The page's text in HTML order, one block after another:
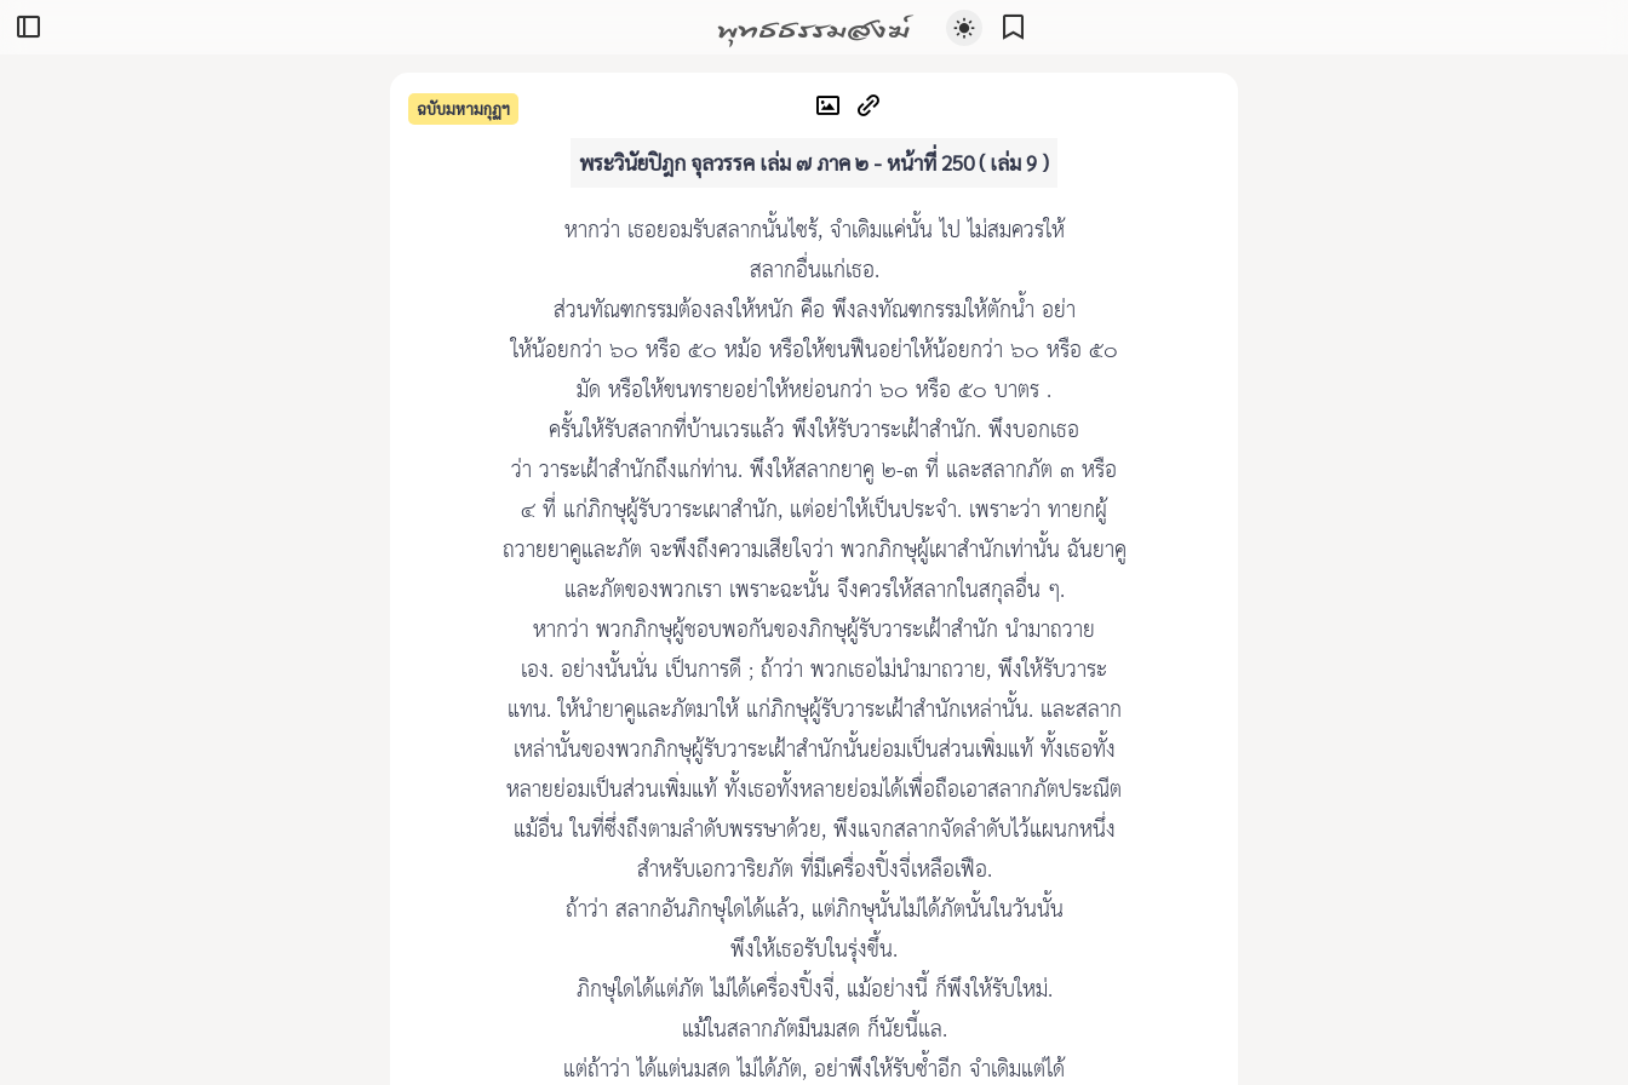
พุทธธรรมสงฆ์
ฉบับมหามกุฏฯ
พระวินัยปิฎก จุลวรรค เล่ม ๗ ภาค ๒ - หน้าที่ 250 ( เล่ม 9 )
หากว่า เธอยอมรับสลากนั้นไซร้, จำเดิมแค่นั้น ไป ไม่สมควรให้
สลากอื่นแก่เธอ.
ส่วนทัณฑกรรมต้องลงให้หนัก คือ พึงลงทัณฑกรรมให้ตักน้ำ อย่า
ให้น้อยกว่า ๖๐ หรือ ๕๐ หม้อ หรือให้ขนฟืนอย่าให้น้อยกว่า ๖๐ หรือ ๕๐
มัด หรือให้ขนทรายอย่าให้หย่อนกว่า ๖๐ หรือ ๕๐ บาตร .
ครั้นให้รับสลากที่บ้านเวรแล้ว พึงให้รับวาระเฝ้าสำนัก. พึงบอกเธอ
ว่า วาระเฝ้าสำนักถึงแก่ท่าน. พึงให้สลากยาคู ๒-๓ ที่ และสลากภัต ๓ หรือ
๔ ที่ แก่ภิกษุผู้รับวาระเผาสำนัก, แต่อย่าให้เป็นประจำ. เพราะว่า ทายกผู้
ถวายยาคูและภัต จะพึงถึงความเสียใจว่า พวกภิกษุผู้เผาสำนักเท่านั้น ฉันยาคู
และภัตของพวกเรา เพราะฉะนั้น จึงควรให้สลากในสกุลอื่น ๆ.
หากว่า พวกภิกษุผู้ชอบพอกันของภิกษุผู้รับวาระเฝ้าสำนัก นำมาถวาย
เอง. อย่างนั้นนั่น เป็นการดี ; ถ้าว่า พวกเธอไม่นำมาถวาย, พึงให้รับวาระ
แทน. ให้นำยาคูและภัตมาให้ แก่ภิกษุผู้รับวาระเฝ้าสำนักเหล่านั้น. และสลาก
เหล่านั้นของพวกภิกษุผู้รับวาระเฝ้าสำนักนั้นย่อมเป็นส่วนเพิ่มแท้ ทั้งเธอทั้ง
หลายย่อมเป็นส่วนเพิ่มแท้ ทั้งเธอทั้งหลายย่อมได้เพื่อถือเอาสลากภัตประณีต
แม้อื่น ในที่ซึ่งถึงตามลำดับพรรษาด้วย, พึงแจกสลากจัดลำดับไว้แผนกหนึ่ง
สำหรับเอกวาริยภัต ที่มีเครื่องปิ้งจี่เหลือเฟือ.
ถ้าว่า สลากอันภิกษุใดได้แล้ว, แต่ภิกษุนั้นไม่ได้ภัตนั้นในวันนั้น
พึงให้เธอรับในรุ่งขึ้น.
ภิกษุใดได้แต่ภัต ไม่ได้เครื่องปิ้งจี่, แม้อย่างนี้ ก็พึงให้รับใหม่.
แม้ในสลากภัตมีนมสด ก็นัยนี้แล.
แต่ถ้าว่า ได้แต่นมสด ไม่ได้ภัต, อย่าพึงให้รับซ้ำอีก จำเดิมแต่ได้